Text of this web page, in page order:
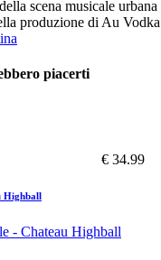
scena musicale
produzione di Au
piacerti
€ 34.99
Highball
- Chateau Highball